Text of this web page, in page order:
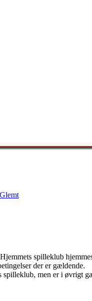
Glemt
spilleklub
der er gældende.
spilleklub, men er i øvrigt